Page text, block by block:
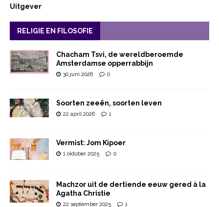
Uitgever
RELIGIE EN FILOSOFIE
Chacham Tsvi, de wereldberoemde
Amsterdamse opperrabbijn
30 juni 2026 0
Soorten zeeën, soorten leven
22 april 2026 1
Vermist: Jom Kipoer
1 oktober 2025 0
Machzor uit de dertiende eeuw gered à la
Agatha Christie
22 september 2025 1